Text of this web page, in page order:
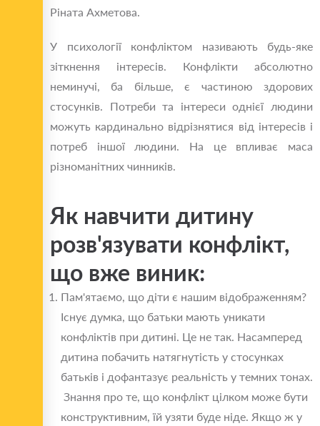
Ріната Ахметова.
У психології конфліктом називають будь-яке
зіткнення інтересів. Конфлікти абсолютно
неминучі, ба більше, є частиною здорових
стосунків. Потреби та інтереси однієї людини
можуть кардинально відрізнятися від інтересів і
потреб іншої людини. На це впливає маса
різноманітних чинників.
Як навчити дитину
розв'язувати конфлікт,
що вже виник:
Пам'ятаємо, що діти є нашим відображенням?
Існує думка, що батьки мають уникати
конфліктів при дитині. Це не так. Насамперед
дитина побачить натягнутість у стосунках
батьків і дофантазує реальність у темних тонах.
Знання про те, що конфлікт цілком може бути
конструктивним, їй узяти буде ніде. Якщо ж у